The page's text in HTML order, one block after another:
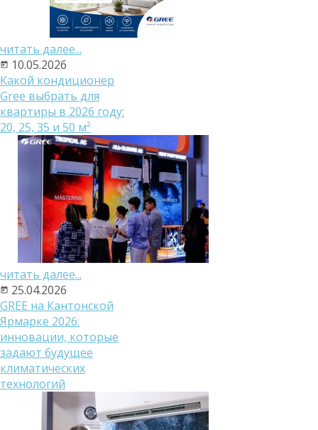
читать далее...
10.05.2026
Какой кондиционер
Gree выбрать для
квартиры в 2026 году:
20, 25, 35 и 50 м²
читать далее...
25.04.2026
GREE на Кантонской
Ярмарке 2026:
инновации, которые
задают будущее
климатических
технологий